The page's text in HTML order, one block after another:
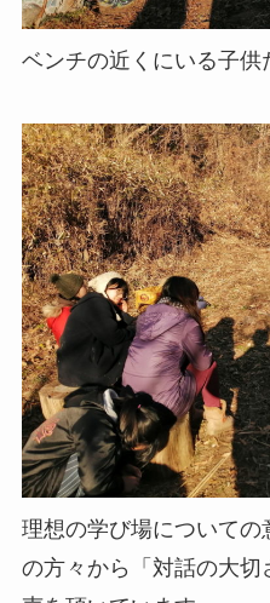
ベンチの近くにいる子供
理想の学び場について
の方々から「対話の大切